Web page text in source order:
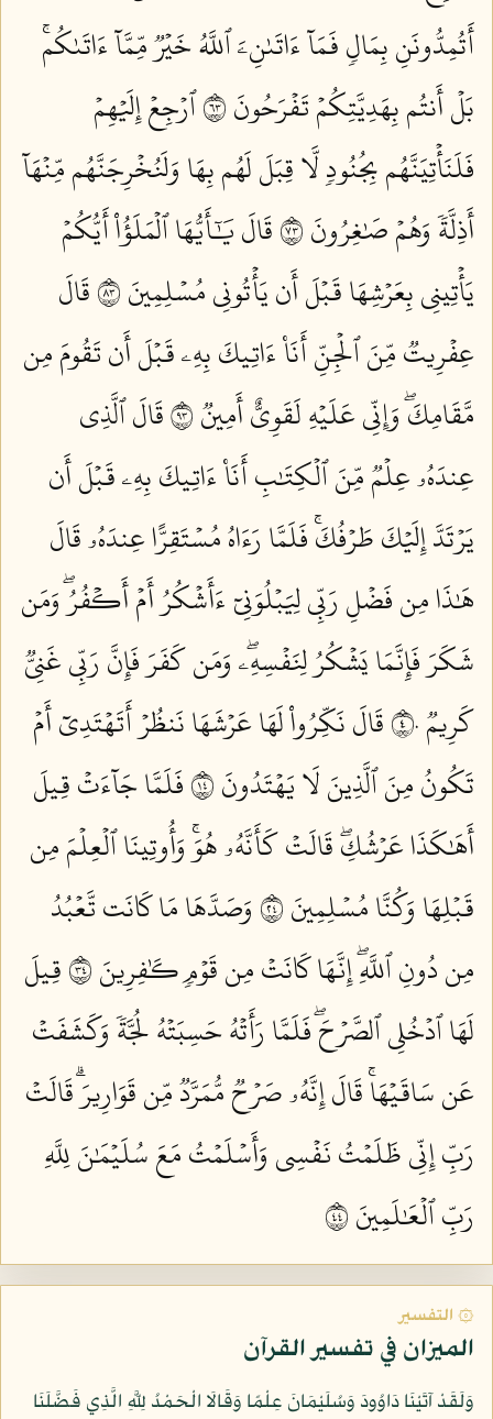
أَتُمِدُّونَنِ بِمَالٖ فَمَآ ءَاتَىٰنِۦَ ٱللَّهُ خَيۡرٞ مِّمَّآ ءَاتَىٰكُمۚ
بَلۡ أَنتُم بِهَدِيَّتِكُمۡ تَفۡرَحُونَ ٣٦
ٱرۡجِعۡ إِلَيۡهِمۡ
فَلَنَأۡتِيَنَّهُم بِجُنُودٖ لَّا قِبَلَ لَهُم بِهَا وَلَنُخۡرِجَنَّهُم مِّنۡهَآ
أَذِلَّةٗ وَهُمۡ صَٰغِرُونَ ٣٧
قَالَ يَٰٓأَيُّهَا ٱلۡمَلَؤُاْ أَيُّكُمۡ
يَأۡتِينِي بِعَرۡشِهَا قَبۡلَ أَن يَأۡتُونِي مُسۡلِمِينَ ٣٨
قَالَ
عِفۡرِيتٞ مِّنَ ٱلۡجِنِّ أَنَا۠ ءَاتِيكَ بِهِۦ قَبۡلَ أَن تَقُومَ مِن
مَّقَامِكَۖ وَإِنِّي عَلَيۡهِ لَقَوِيٌّ أَمِينٞ ٣٩
قَالَ ٱلَّذِي
عِندَهُۥ عِلۡمٞ مِّنَ ٱلۡكِتَٰبِ أَنَا۠ ءَاتِيكَ بِهِۦ قَبۡلَ أَن
يَرۡتَدَّ إِلَيۡكَ طَرۡفُكَۚ فَلَمَّا رَءَاهُ مُسۡتَقِرًّا عِندَهُۥ قَالَ
هَٰذَا مِن فَضۡلِ رَبِّي لِيَبۡلُوَنِيٓ ءَأَشۡكُرُ أَمۡ أَكۡفُرُۖ وَمَن
شَكَرَ فَإِنَّمَا يَشۡكُرُ لِنَفۡسِهِۦۖ وَمَن كَفَرَ فَإِنَّ رَبِّي غَنِيّٞ
كَرِيمٞ ٤٠
قَالَ نَكِّرُواْ لَهَا عَرۡشَهَا نَنظُرۡ أَتَهۡتَدِيٓ أَمۡ
تَكُونُ مِنَ ٱلَّذِينَ لَا يَهۡتَدُونَ ٤١
فَلَمَّا جَآءَتۡ قِيلَ
أَهَٰكَذَا عَرۡشُكِۖ قَالَتۡ كَأَنَّهُۥ هُوَۚ وَأُوتِينَا ٱلۡعِلۡمَ مِن
قَبۡلِهَا وَكُنَّا مُسۡلِمِينَ ٤٢
وَصَدَّهَا مَا كَانَت تَّعۡبُدُ
مِن دُونِ ٱللَّهِۖ إِنَّهَا كَانَتۡ مِن قَوۡمٖ كَٰفِرِينَ ٤٣
قِيلَ
لَهَا ٱدۡخُلِي ٱلصَّرۡحَۖ فَلَمَّا رَأَتۡهُ حَسِبَتۡهُ لُجَّةٗ وَكَشَفَتۡ
عَن سَاقَيۡهَاۚ قَالَ إِنَّهُۥ صَرۡحٞ مُّمَرَّدٞ مِّن قَوَارِيرَۗ قَالَتۡ
رَبِّ إِنِّي ظَلَمۡتُ نَفۡسِي وَأَسۡلَمۡتُ مَعَ سُلَيۡمَٰنَ لِلَّهِ
رَبِّ ٱلۡعَٰلَمِينَ ٤٤
۞ التفسير
الميزان في تفسير القرآن
وَلَقَدْ آتَيْنَا دَاوُودَ وَسُلَيْمَانَ عِلْمًا وَقَالَا الْحَمْدُ لِلَّهِ الَّذِي فَضَّلَنَا